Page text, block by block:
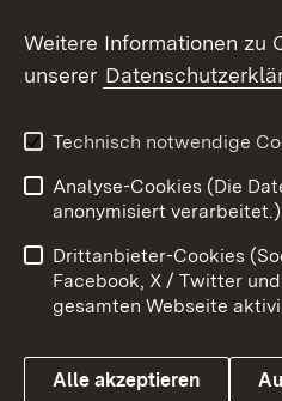
X / Twitter
Youtube
Impressum
Barrierefreiheit
Cookies
Weitere Informationen zu
unserer
Technisch notwendige
Analyse-Cookies (Die
anonymisiert verarbeitet.)
Drittanbieter-Cookies
Facebook, X / Twitter
gesamten Webseite
Alle akzeptieren